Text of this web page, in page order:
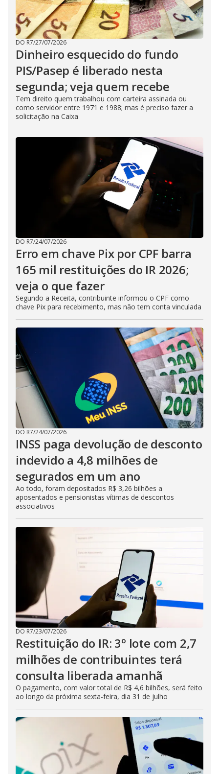
DO R7/27/07/2026
Dinheiro esquecido do fundo
PIS/Pasep é liberado nesta
segunda; veja quem recebe
Tem direito quem trabalhou com carteira assinada ou
como servidor entre 1971 e 1988; mas é preciso fazer a
solicitação na Caixa
DO R7/24/07/2026
Erro em chave Pix por CPF barra
165 mil restituições do IR 2026;
veja o que fazer
Segundo a Receita, contribuinte informou o CPF como
chave Pix para recebimento, mas não tem conta vinculada
DO R7/24/07/2026
INSS paga devolução de desconto
indevido a 4,8 milhões de
segurados em um ano
Ao todo, foram depositados R$ 3,26 bilhões a
aposentados e pensionistas vítimas de descontos
associativos
DO R7/23/07/2026
Restituição do IR: 3º lote com 2,7
milhões de contribuintes terá
consulta liberada amanhã
O pagamento, com valor total de R$ 4,6 bilhões, será feito
ao longo da próxima sexta-feira, dia 31 de julho